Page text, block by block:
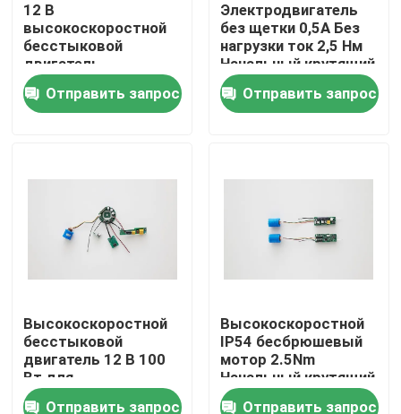
Продукты
Видео
12 В
высокоскоростной
бесстыковой
двигатель
номинальная
скорость 3000
оборотов в минуту
Отправить запрос
Электродвигатель
без щетки 0,5A Без
нагрузки ток 2,5 Нм
Начальный крутящий
момент 3000
оборотов в минуту
Номинальная
Отправить запрос
Высокоскоростной
бесстыковой
двигатель 12 В 100
Вт для
промышленного
Отправить запрос
Высокоскоростной
IP54 бесбрюшевый
мотор 2.5Nm
Начальный крутящий
момент
Отправить запрос